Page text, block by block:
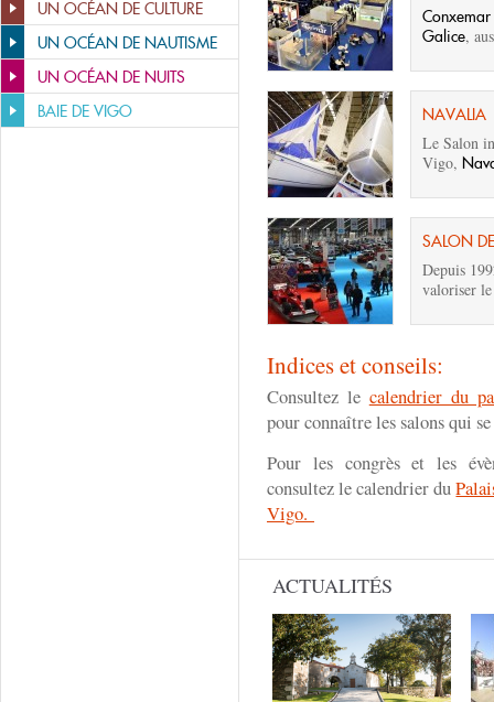
UN OCÉAN DE CULTURE
UN OCÉAN DE NAUTISME
UN OCÉAN DE NUITS
BAIE DE VIGO
Galice,
NAVALIA
Le Salon
Vigo,
SALON
Depuis
valoriser
Indices et conseils:
Consultez le calendrier du
pour connaître les salons qui
Pour les congrès et les
consultez le calendrier du
Vigo.
ACTUALITÉS